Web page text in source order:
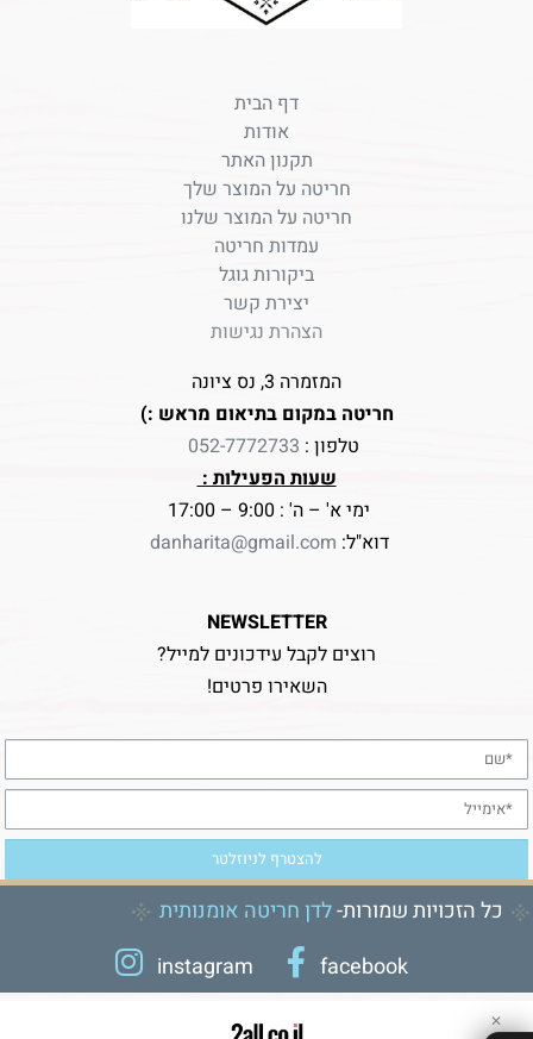
דף הבית
אודות
תקנון האתר
חריטה על המוצר שלך
חריטה על המוצר שלנו
עמדות חריטה
ביקורות גוגל
יצירת קשר
הצהרת נגישות
המזמרה 3, נס ציונה
חריטה במקום בתיאום מראש :)
טלפון : 052-7772733
שעות הפעילות :
ימי א' – ה' : 9:00 – 17:00
דוא"ל: danharita@gmail.com
NEWSLETTER
רוצים לקבל עידכונים למייל?
השאירו פרטים!
כל הזכויות שמורות-לדן חריטה אומנותית
instagram
facebook
✕